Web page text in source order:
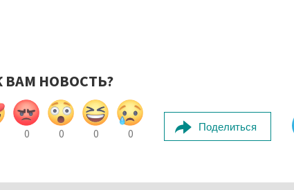
ВАМ НОВОСТЬ?
0 0 0 0
Поделиться